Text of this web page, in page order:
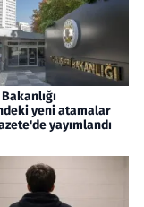
yeni atamalar
yayımlandı